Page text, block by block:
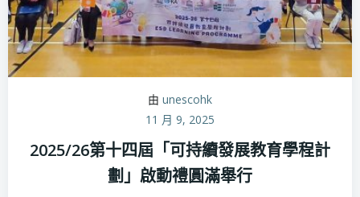
由 unescohk
11 月 9, 2025
2025/26第十四屆「可持續發展教育學程計
劃」啟動禮圓滿舉行